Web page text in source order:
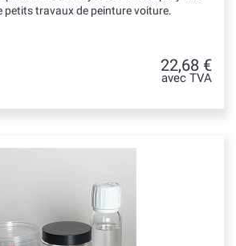
petits travaux de peinture voiture.
22,68 €
avec TVA